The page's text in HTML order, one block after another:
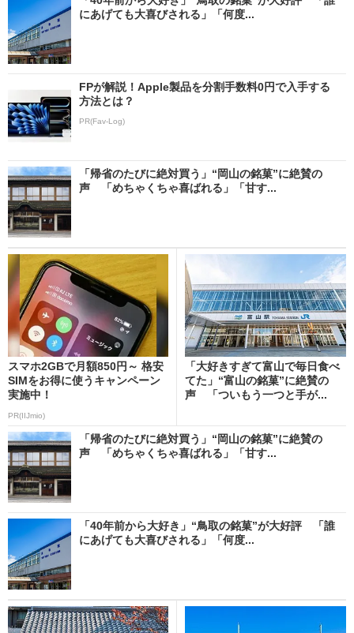
にあげても大喜びされる」「何度...
FPが解説！Apple製品を分割手数料0円で入手する
方法とは？
PR(Fav-Log)
「帰省のたびに絶対買う」“岡山の銘菓”に絶賛の
声 「めちゃくちゃ喜ばれる」「甘す...
スマホ2GBで月額850円～ 格安
SIMをお得に使うキャンペーン
実施中！
PR(IIJmio)
「大好きすぎて富山で毎日食べ
てた」“富山の銘菓”に絶賛の
声 「ついもう一つと手が...
「帰省のたびに絶対買う」“岡山の銘菓”に絶賛の
声 「めちゃくちゃ喜ばれる」「甘す...
「40年前から大好き」“鳥取の銘菓”が大好評 「誰
にあげても大喜びされる」「何度...